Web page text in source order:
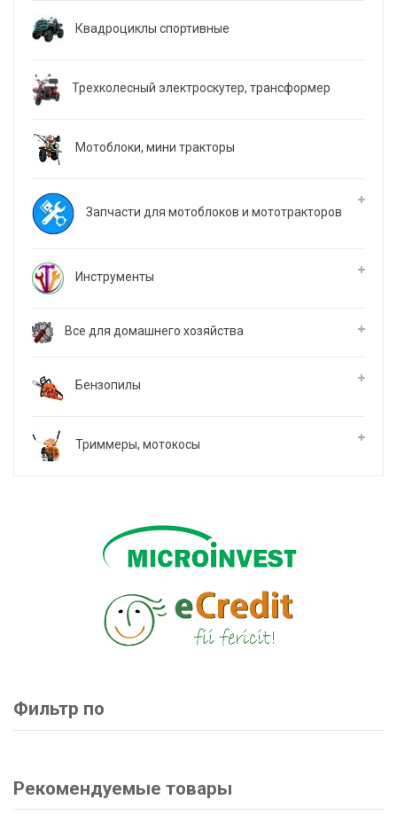
Квадроциклы спортивные
Трехколесный электроскутер, трансформер
Мотоблоки, мини тракторы
Запчасти для мотоблоков и мототракторов
Инструменты
Все для домашнего хозяйства
Бензопилы
Триммеры, мотокосы
Фильтр по
Рекомендуемые товары